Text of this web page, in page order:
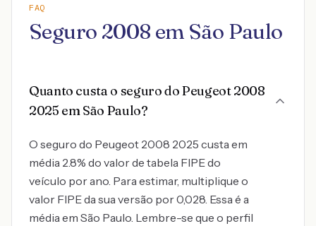
FAQ
Seguro 2008 em São Paulo
Quanto custa o seguro do Peugeot 2008
2025 em São Paulo?
O seguro do Peugeot 2008 2025 custa em
média 2.8% do valor de tabela FIPE do
veículo por ano. Para estimar, multiplique o
valor FIPE da sua versão por 0,028. Essa é a
média em São Paulo. Lembre-se que o perfil